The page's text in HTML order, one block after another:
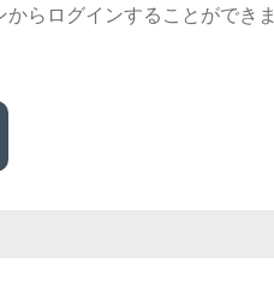
らログインすることができま